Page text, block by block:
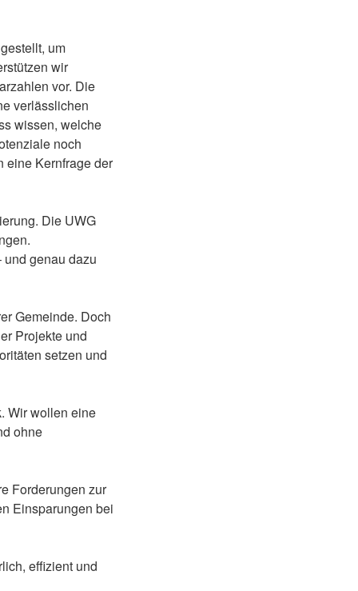
um
wir
vor. Die
verlässlichen
wissen, welche
noch
eine Kernfrage der
Die UWG
genau dazu
Gemeinde. Doch
Projekte und
setzen und
Wir wollen eine
ohne
Forderungen zur
Einsparungen bei
effizient und